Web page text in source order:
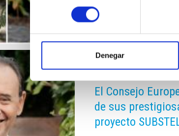
consentimiento
Denegar
El Consejo
de sus
proyecto